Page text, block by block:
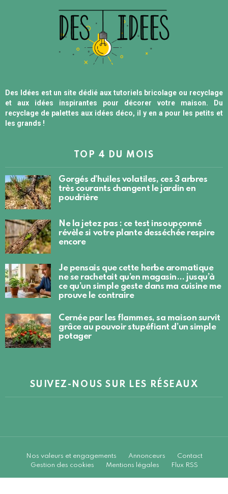
Des Idées est un site dédié aux tutoriels bricolage ou recyclage
et aux idées inspirantes pour décorer votre maison. Du
recyclage de palettes aux idées déco, il y en a pour les petits et
les grands !
TOP 4 DU MOIS
Gorgés d’huiles volatiles, ces 3 arbres
très courants changent le jardin en
poudrière
Ne la jetez pas : ce test insoupçonné
révèle si votre plante desséchée respire
encore
Je pensais que cette herbe aromatique
ne se rachetait qu’en magasin… jusqu’à
ce qu’un simple geste dans ma cuisine me
prouve le contraire
Cernée par les flammes, sa maison survit
grâce au pouvoir stupéfiant d’un simple
potager
SUIVEZ-NOUS SUR LES RÉSEAUX
Nos valeurs et engagements Annonceurs
Contact
Gestion des cookies
Mentions légales Flux RSS